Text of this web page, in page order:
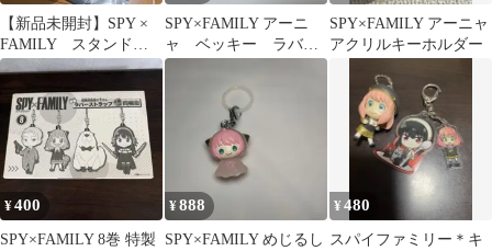
【新品未開封】SPY ×
FAMILY スタンド付
きビッグアクリル キー
SPY×FAMILY アーニ
ャ ベッキー ラバー
キーホルダー
SPY×FAMILY アーニャ
アクリルキーホルダー
¥400
SPY×FAMILY 8巻 特製
¥888
SPY×FAMILY めじるし
¥480
スパイファミリー＊キ